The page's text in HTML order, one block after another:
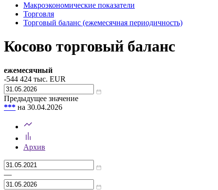
Макроэкономические показатели
Торговля
Торговый баланс (ежемесячная периодичность)
Косово торговый баланс
ежемесячный
-544 424 тыс. EUR
Предыдущее значение
*** на 30.04.2026
Архив
—